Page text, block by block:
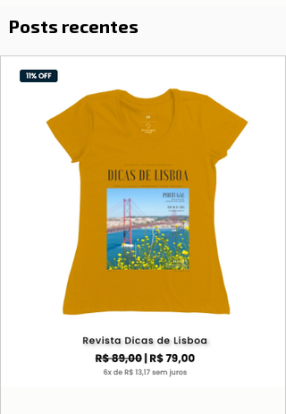
Posts recentes